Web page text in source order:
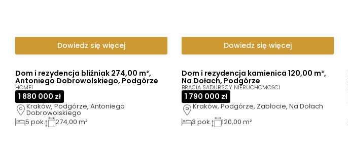
Dowiedz się więcej Dowiedz się więcej
Dom i rezydencja bliźniak 274,00 m²,
Antoniego Dobrowolskiego, Podgórze
HOMFI
1 880 000 zł
Kraków, Podgórze, Antoniego
Dobrowolskiego
5 pok. 274,00 m²
Dom i rezydencja kamienica 120,00 m²,
Na Dołach, Podgórze
BRACIA SADURSCY NIERUCHOMOŚCI
1 790 000 zł
Kraków, Podgórze, Zabłocie, Na Dołach
3 pok. 120,00 m²